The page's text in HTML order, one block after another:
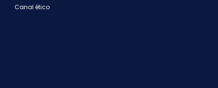
Canal ético